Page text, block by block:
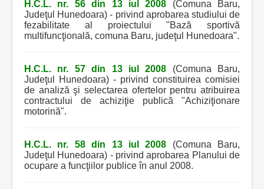
H.C.L. nr. 56 din 13 iul 2008 (Comuna Baru,
Judeţul Hunedoara) - privind aprobarea studiului de
fezabilitate al proiectului "Bază sportivă
multifuncţională, comuna Baru, judeţul Hunedoara".
H.C.L. nr. 57 din 13 iul 2008 (Comuna Baru,
Judeţul Hunedoara) - privind constituirea comisiei
de analiză şi selectarea ofertelor pentru atribuirea
contractului de achiziţie publică "Achiziţionare
motorină".
H.C.L. nr. 58 din 13 iul 2008 (Comuna Baru,
Judeţul Hunedoara) - privind aprobarea Planului de
ocupare a funcţiilor publice în anul 2008.